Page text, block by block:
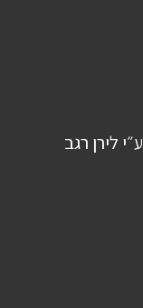
ע״י לירן רגב